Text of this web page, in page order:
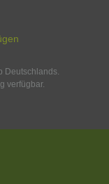
Deutschlands.
verfügbar.